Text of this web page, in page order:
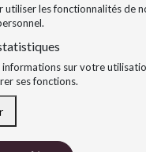
utiliser les fonctionnalités de
sur votre
ses fonctions.